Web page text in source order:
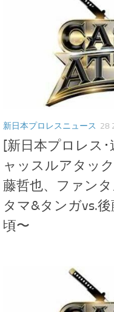
新日本プロレスニュース 28
[新日本プロレス･
ャッスルアタッ
藤哲也、ファンタ
タマ&タンガvs.
頃〜